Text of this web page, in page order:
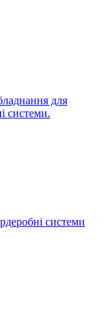
для
системи.
системи